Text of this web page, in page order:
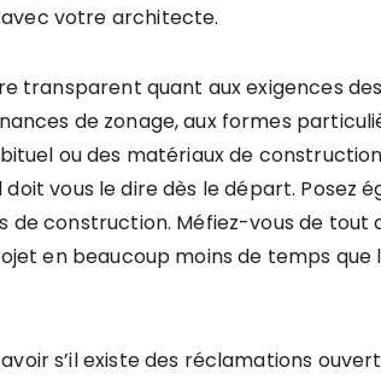
votre architecte.
transparent quant aux exigences
de zonage, aux formes
ou des matériaux de
vous le dire dès le départ. Posez
de construction. Méfiez-vous de
en beaucoup moins de temps
s’il existe des réclamations